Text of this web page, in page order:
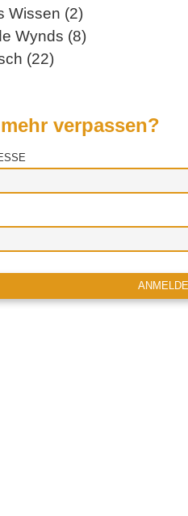
Wissen (2)
Wynds (8)
(22)
verpassen?